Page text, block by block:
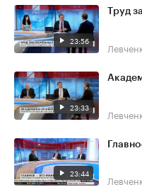
23:56
Труд
23:33
23:44